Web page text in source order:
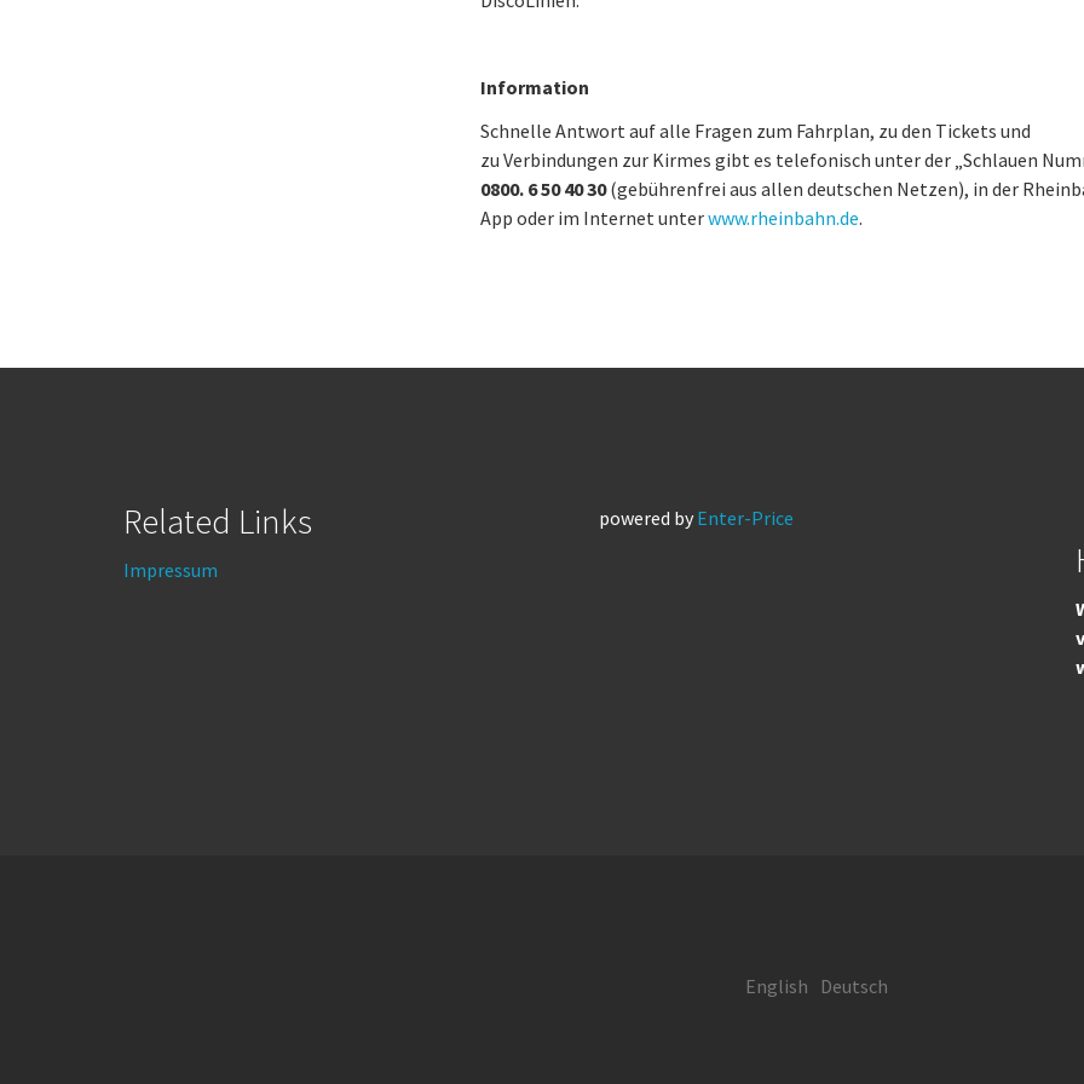
Information
Schnelle Antwort auf alle Fragen zum Fahrplan, zu den Tickets und
zu Verbindungen zur Kirmes gibt es telefonisch unter der „Schlauen
0800. 6 50 40 30(gebührenfrei aus allen deutschen Netzen), in der
App oder im Internet unterwww.rheinbahn.de.
Related Links
Impressum
powered by Enter-Price
English Deutsch